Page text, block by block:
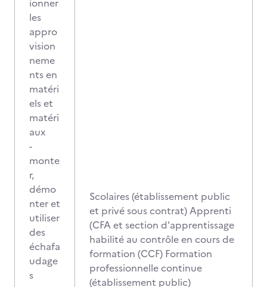
ionner
les
appro
vision
neme
nts en
matéri
els et
matéri
aux
-
monte
r,
démo
nter et
utiliser
des
échafa
udage
s
Scolaires (établissement public
et privé sous contrat) Apprenti
(CFA et section d'apprentissage
habilité au contrôle en cours de
formation (CCF) Formation
professionnelle continue
(établissement public)